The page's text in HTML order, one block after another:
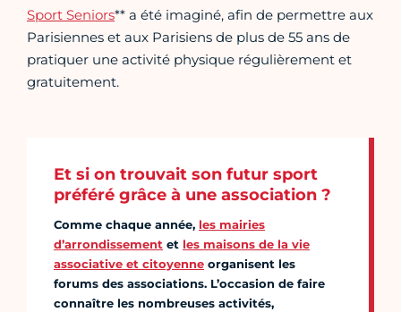
Sport Seniors** a été imaginé, afin de permettre aux
Parisiennes et aux Parisiens de plus de 55 ans de
pratiquer une activité physique régulièrement et
gratuitement.
Et si on trouvait son futur sport
préféré grâce à une association ?
Comme chaque année, les mairies
d’arrondissement et les maisons de la vie
associative et citoyenne organisent les
forums des associations. L’occasion de faire
connaître les nombreuses activités,